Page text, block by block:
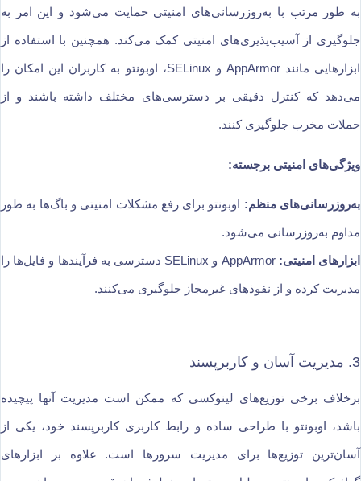
به طور مرتب با به‌روزرسانی‌های امنیتی حمایت می‌شود و این امر به
جلوگیری از آسیب‌پذیری‌های امنیتی کمک می‌کند. همچنین با استفاده از
ابزارهایی مانند AppArmor و SELinux، اوبونتو به کاربران این امکان را
می‌دهد که کنترل دقیقی بر دسترسی‌های مختلف داشته باشند و از
حملات مخرب جلوگیری کنند.
ویژگی‌های امنیتی برجسته:
به‌روزرسانی‌های منظم: اوبونتو برای رفع مشکلات امنیتی و باگ‌ها به طور
مداوم به‌روزرسانی می‌شود.
ابزارهای امنیتی: AppArmor و SELinux دسترسی به فرآیندها و فایل‌ها را
مدیریت کرده و از نفوذهای غیرمجاز جلوگیری می‌کنند.
3. مدیریت آسان و کاربرپسند
برخلاف برخی توزیع‌های لینوکسی که ممکن است مدیریت آنها پیچیده
باشد، اوبونتو با طراحی ساده و رابط کاربری کاربرپسند خود، یکی از
آسان‌ترین توزیع‌ها برای مدیریت سرورها است. علاوه بر ابزارهای